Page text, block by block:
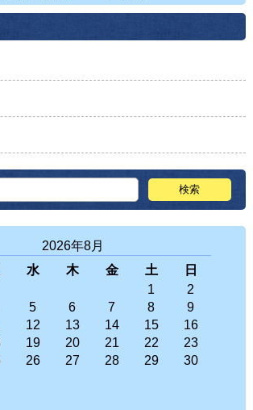
2026年8月
水 木 金 土
日
1
2
5 6 7 8
9
12 13 14 15
16
19 20 21 22
23
26 27 28 29
30